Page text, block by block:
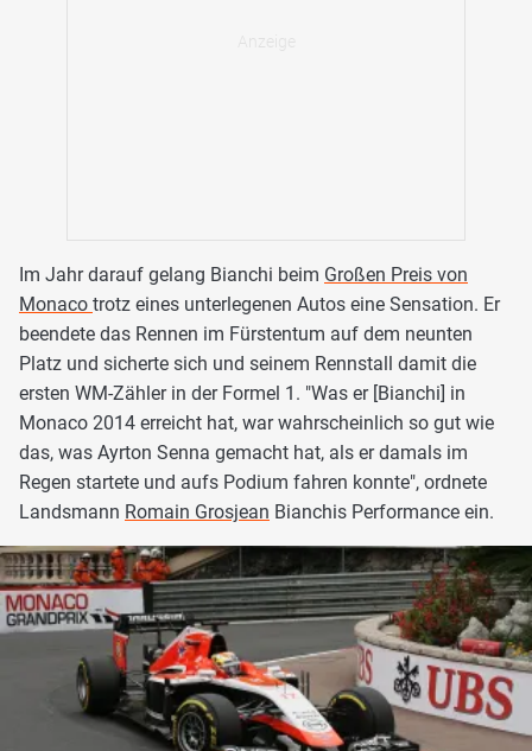
Im Jahr darauf gelang Bianchi beim Großen Preis von
Monaco trotz eines unterlegenen Autos eine Sensation. Er
beendete das Rennen im Fürstentum auf dem neunten
Platz und sicherte sich und seinem Rennstall damit die
ersten WM-Zähler in der Formel 1. "Was er [Bianchi] in
Monaco 2014 erreicht hat, war wahrscheinlich so gut wie
das, was Ayrton Senna gemacht hat, als er damals im
Regen startete und aufs Podium fahren konnte", ordnete
Landsmann Romain Grosjean Bianchis Performance ein.